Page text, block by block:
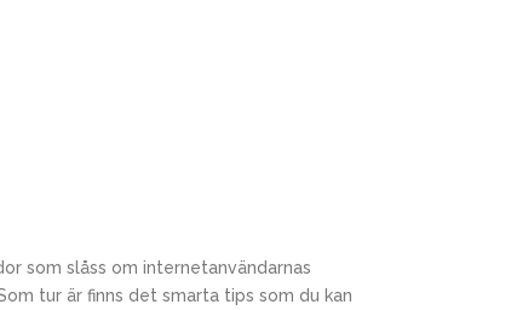
som slåss om internetanvändarnas
tur är finns det smarta tips som du kan